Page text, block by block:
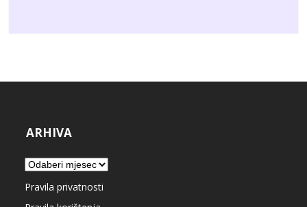
ARHIVA
Arhiva
Pravila privatnosti